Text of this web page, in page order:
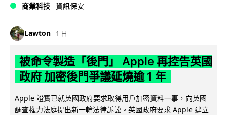
商業科技 資訊保安
Lawton 1 日
被命令製造「後門」 Apple 再控告英國
政府 加密後門爭議延燒逾 1 年
Apple 證實已就英國政府要求取得用戶加密資料一事，向英國
調查權力法庭提出新一輪法律訴訟。英國政府要求 Apple 建立